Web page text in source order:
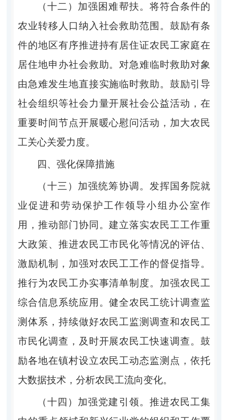
（十二）加强困难帮扶。将符合条件的
农业转移人口纳入社会救助范围。鼓励有条
件的地区有序推进持有居住证农民工家庭在
居住地申办社会救助。对急难临时救助对象
由急难发生地直接实施临时救助。鼓励引导
社会组织等社会力量开展社会公益活动，在
重要时间节点开展暖心慰问活动，加大农民
工关心关爱力度。
四、强化保障措施
（十三）加强统筹协调。发挥国务院就
业促进和劳动保护工作领导小组办公室作
用，推动部门协同。建立落实农民工工作重
大政策、推进农民工市民化等情况的评估、
激励机制，加强对农民工工作的督促指导。
推行为农民工办实事清单制度。加强农民工
综合信息系统应用。健全农民工统计调查监
测体系，持续做好农民工监测调查和农民工
市民化调查，及时开展农民工快速调查。鼓
励各地在镇村设立农民工动态监测点，依托
大数据技术，分析农民工流向变化。
（十四）加强党建引领。推进农民工集